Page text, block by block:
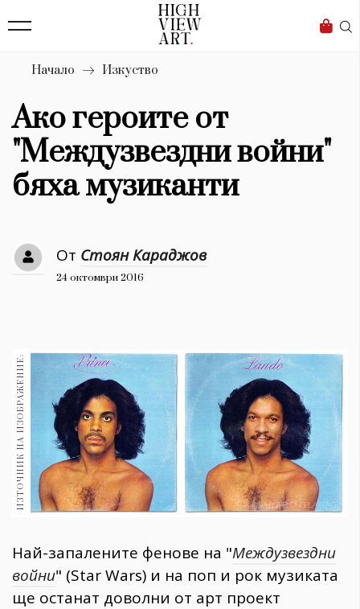
Бизнес
Мода
Dialogue
Изкуство
4340
Красота
Дизайн
Книги
30+ 1970
Гурме 1710
Пътувай
237
389
Gentlemen
382
Начало Изкуство
Ако героите от
"Междузвездни войни"
бяха музиканти
От Стоян Караджов
24 октомври 2016
ИЗТОЧНИК НА ИЗОБРАЖЕНИЕ:
Най-запалените фенове на "Междузвездни
войни" (Star Wars) и на поп и рок музиката
ще останат доволни от арт проект